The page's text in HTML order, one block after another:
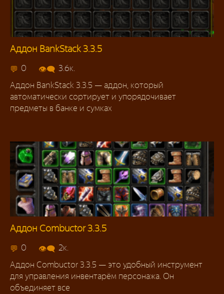
Аддон BankStack 3.3.5
0
3.6к.
Аддон BankStack 3.3.5 — аддон, который
автоматически сортирует и упорядочивает
предметы в банке и сумках
Аддон Combuctor 3.3.5
0
2к.
Аддон Combuctor 3.3.5 — это удобный инструмент
для управления инвентарём персонажа. Он
объединяет все